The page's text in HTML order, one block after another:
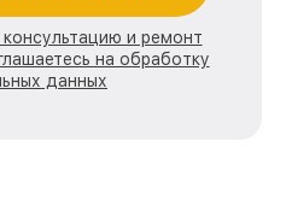
консультацию и ремонт
на обработку
данных